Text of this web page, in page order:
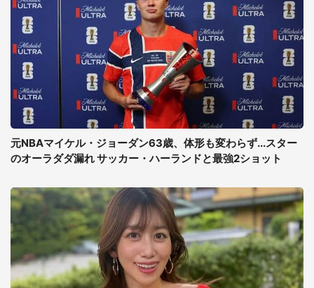
元NBAマイケル・ジョーダン63歳、体形も変わらず...スター
のオーラダダ漏れ サッカー・ハーランドと最強2ショット